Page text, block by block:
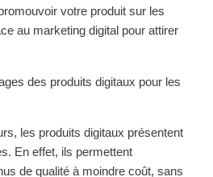
votre produit sur les
au marketing digital pour attirer
des produits digitaux pour les
les produits digitaux présentent
En effet, ils permettent
de qualité à moindre coût, sans